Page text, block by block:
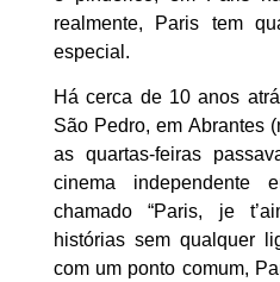
realmente, Paris tem
especial.
Há cerca de 10 anos
São Pedro, em Abrantes
as quartas-feiras
cinema independente
chamado “Paris, je
histórias sem qualquer
com um ponto comum,